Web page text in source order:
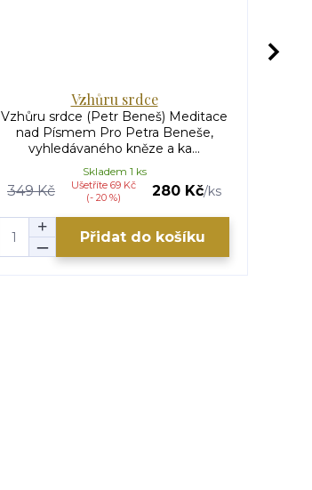
Vzhůru srdce
Vzhůru srdce (Petr Beneš) Meditace
nad Písmem Pro Petra Beneše,
vyhledávaného kněze a ka...
349 Kč
Ušetříte 69 Kč
(- 20 %)
280 Kč/ks
Skladem 1 ks
Přidat do košíku